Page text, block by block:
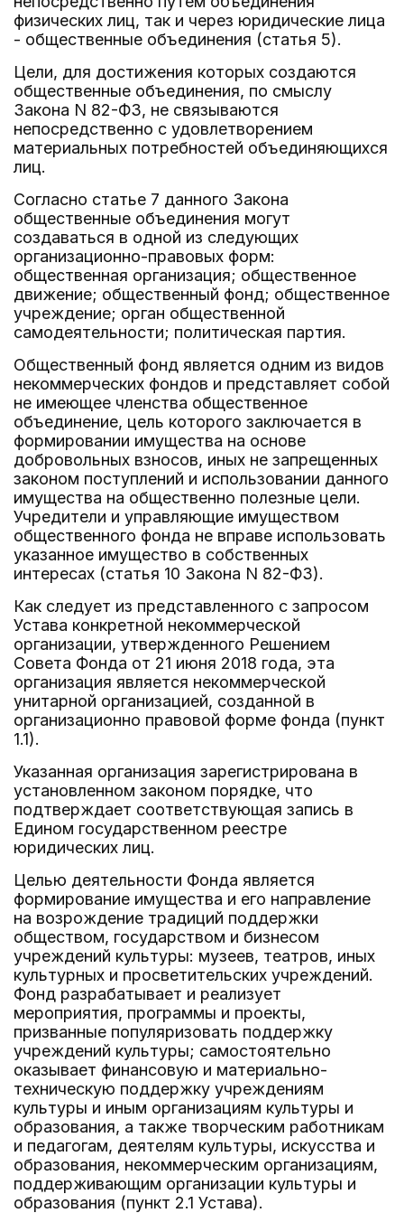
физических лиц, так и через юридические лица
- общественные объединения (статья 5).
Цели, для достижения которых создаются
общественные объединения, по смыслу
Закона N 82-ФЗ, не связываются
непосредственно с удовлетворением
материальных потребностей объединяющихся
лиц.
Согласно статье 7 данного Закона
общественные объединения могут
создаваться в одной из следующих
организационно-правовых форм:
общественная организация; общественное
движение; общественный фонд; общественное
учреждение; орган общественной
самодеятельности; политическая партия.
Общественный фонд является одним из видов
некоммерческих фондов и представляет собой
не имеющее членства общественное
объединение, цель которого заключается в
формировании имущества на основе
добровольных взносов, иных не запрещенных
законом поступлений и использовании данного
имущества на общественно полезные цели.
Учредители и управляющие имуществом
общественного фонда не вправе использовать
указанное имущество в собственных
интересах (статья 10 Закона N 82-ФЗ).
Как следует из представленного с запросом
Устава конкретной некоммерческой
организации, утвержденного Решением
Совета Фонда от 21 июня 2018 года, эта
организация является некоммерческой
унитарной организацией, созданной в
организационно правовой форме фонда (пункт
1.1).
Указанная организация зарегистрирована в
установленном законом порядке, что
подтверждает соответствующая запись в
Едином государственном реестре
юридических лиц.
Целью деятельности Фонда является
формирование имущества и его направление
на возрождение традиций поддержки
обществом, государством и бизнесом
учреждений культуры: музеев, театров, иных
культурных и просветительских учреждений.
Фонд разрабатывает и реализует
мероприятия, программы и проекты,
призванные популяризовать поддержку
учреждений культуры; самостоятельно
оказывает финансовую и материально-
техническую поддержку учреждениям
культуры и иным организациям культуры и
образования, а также творческим работникам
и педагогам, деятелям культуры, искусства и
образования, некоммерческим организациям,
поддерживающим организации культуры и
образования (пункт 2.1 Устава).